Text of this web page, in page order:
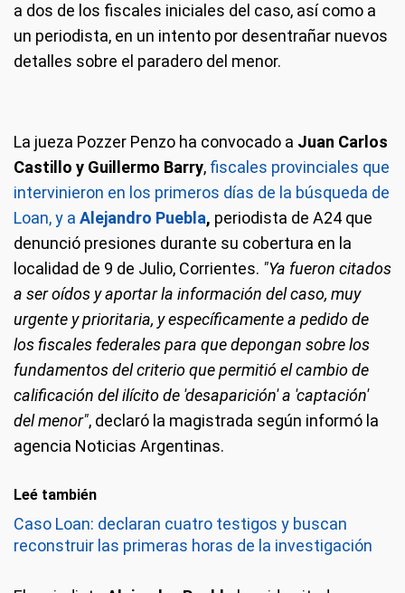
a dos de los fiscales iniciales del caso, así como a
un periodista, en un intento por desentrañar nuevos
detalles sobre el paradero del menor.
La jueza Pozzer Penzo ha convocado a Juan Carlos
Castillo y Guillermo Barry, fiscales provinciales que
intervinieron en los primeros días de la búsqueda de
Loan, y a Alejandro Puebla, periodista de A24 que
denunció presiones durante su cobertura en la
localidad de 9 de Julio, Corrientes. "Ya fueron citados
a ser oídos y aportar la información del caso, muy
urgente y prioritaria, y específicamente a pedido de
los fiscales federales para que depongan sobre los
fundamentos del criterio que permitió el cambio de
calificación del ilícito de 'desaparición' a 'captación'
del menor", declaró la magistrada según informó la
agencia Noticias Argentinas.
Leé también
Caso Loan: declaran cuatro testigos y buscan
reconstruir las primeras horas de la investigación